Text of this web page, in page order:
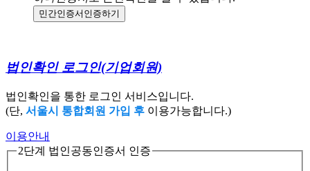
민간인증서 인증하기
법인확인 로그인(기업회원)
법인확인을 통한 로그인 서비스입니다.
(단, 서울시 통합회원 가입 후 이용가능합니다.)
이용안내
2단계 법인공동인증서 인증